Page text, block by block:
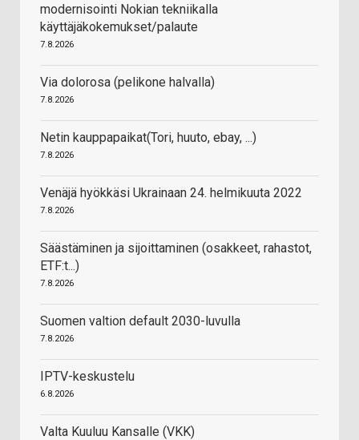
modernisointi Nokian tekniikalla
käyttäjäkokemukset/palaute
7.8.2026
Via dolorosa (pelikone halvalla)
7.8.2026
Netin kauppapaikat(Tori, huuto, ebay, ...)
7.8.2026
Venäjä hyökkäsi Ukrainaan 24. helmikuuta 2022
7.8.2026
Säästäminen ja sijoittaminen (osakkeet, rahastot,
ETF:t...)
7.8.2026
Suomen valtion default 2030-luvulla
7.8.2026
IPTV-keskustelu
6.8.2026
Valta Kuuluu Kansalle (VKK)